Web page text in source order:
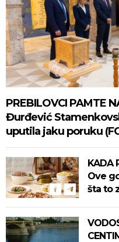
PREBILOVCI PAMTE
Đurđević
uputila jaku poruku
KADA
Ove
šta to